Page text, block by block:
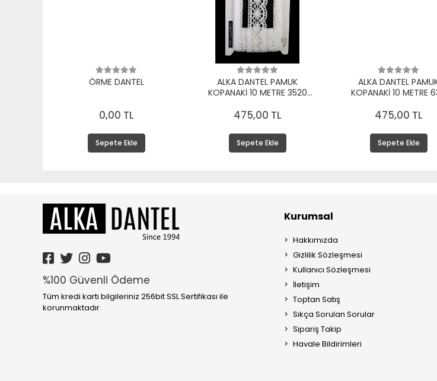
ÖRME DANTEL
0,00 TL
Sepete Ekle
ALKA DANTEL PAMUK
KOPANAKİ 10 METRE 3520
475,00 TL
Sepete Ekle
ALKA DANTEL
KOPANAKİ 10 METRE
475,00 TL
Sepete Ekle
%100 Güvenli Ödeme
Tüm kredi kartı bilgileriniz 256bit SSL Sertifikası ile
korunmaktadır.
Kurumsal
Hakkımızda
Gizlilik Sözleşmesi
Kullanıcı Sözleşmesi
İletişim
Toptan Satış
Sıkça Sorulan Sorular
Sipariş Takip
Havale Bildirimleri